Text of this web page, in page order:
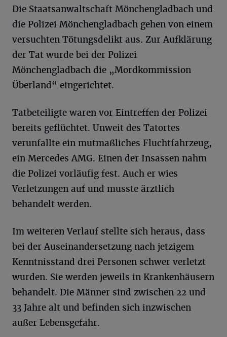
Die Staatsanwaltschaft Mönchengladbach und
die Polizei Mönchengladbach gehen von einem
versuchten Tötungsdelikt aus. Zur Aufklärung
der Tat wurde bei der Polizei
Mönchengladbach die „Mordkommission
Überland“ eingerichtet.
Tatbeteiligte waren vor Eintreffen der Polizei
bereits geflüchtet. Unweit des Tatortes
verunfallte ein mutmaßliches Fluchtfahrzeug,
ein Mercedes AMG. Einen der Insassen nahm
die Polizei vorläufig fest. Auch er wies
Verletzungen auf und musste ärztlich
behandelt werden.
Im weiteren Verlauf stellte sich heraus, dass
bei der Auseinandersetzung nach jetzigem
Kenntnisstand drei Personen schwer verletzt
wurden. Sie werden jeweils in Krankenhäusern
behandelt. Die Männer sind zwischen 22 und
33 Jahre alt und befinden sich inzwischen
außer Lebensgefahr.